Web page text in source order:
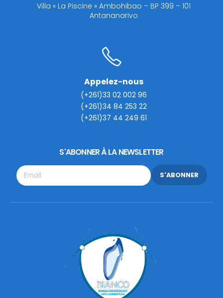
Villa « La Piscine » Ambohibao – BP 399 – 101
Antananarivo
Appelez-nous
(+261)33 02 002 96
(+261)34 84 253 22
(+261)37 44 249 61
S'ABONNER À LA NEWSLETTER
S'ABONNER